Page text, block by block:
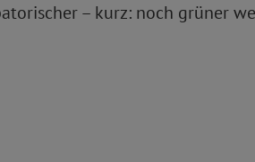
– kurz: noch grüner